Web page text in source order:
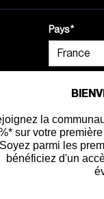
Pays
la
sur votre
Soyez parmi les
bénéficiez d'un